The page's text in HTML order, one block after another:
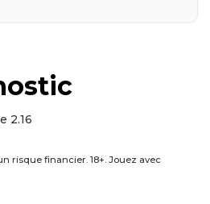
2.16
risque financier. 18+. Jouez avec